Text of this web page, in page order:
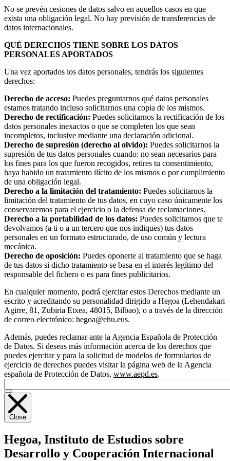
No se prevén cesiones de datos salvo en aquellos casos en que
exista una obligación legal. No hay previsión de transferencias de
datos internacionales.
QUÉ DERECHOS TIENE SOBRE LOS DATOS
PERSONALES APORTADOS
Una vez aportados los datos personales, tendrás los siguientes
derechos:
Derecho de acceso: Puedes preguntarnos qué datos personales
estamos tratando incluso solicitarnos una copia de los mismos.
Derecho de rectificación: Puedes solicitarnos la rectificación de los
datos personales inexactos o que se completen los que sean
incompletos, inclusive mediante una declaración adicional.
Derecho de supresión (derecho al olvido): Puedes solicitarnos la
supresión de tus datos personales cuando: no sean necesarios para
los fines para los que fueron recogidos, retires tu consentimiento,
haya habido un tratamiento ilícito de los mismos o por cumplimiento
de una obligación legal.
Derecho a la limitación del tratamiento: Puedes solicitarnos la
limitación del tratamiento de tus datos, en cuyo caso únicamente los
conservaremos para el ejercicio o la defensa de reclamaciones.
Derecho a la portabilidad de los datos: Puedes solicitarnos que te
devolvamos (a ti o a un tercero que nos indiques) tus datos
personales en un formato estructurado, de uso común y lectura
mecánica.
Derecho de oposición: Puedes oponerte al tratamiento que se haga
de tus datos si dicho tratamiento se basa en el interés legítimo del
responsable del fichero o es para fines publicitarios.
En cualquier momento, podrá ejercitar estos Derechos mediante un
escrito y acreditando su personalidad dirigido a Hegoa (Lehendakari
Agirre, 81, Zubiria Etxea, 48015, Bilbao), o a través de la dirección
de correo electrónico: hegoa@ehu.eus.
Además, puedes reclamar ante la Agencia Española de Protección
de Datos. Si deseas más información acerca de los derechos que
puedes ejercitar y para la solicitud de modelos de formularios de
ejercicio de derechos puedes visitar la página web de la Agencia
española de Protección de Datos, www.aepd.es.
Close
Hegoa, Instituto de Estudios sobre
Desarrollo y Cooperación Internacional